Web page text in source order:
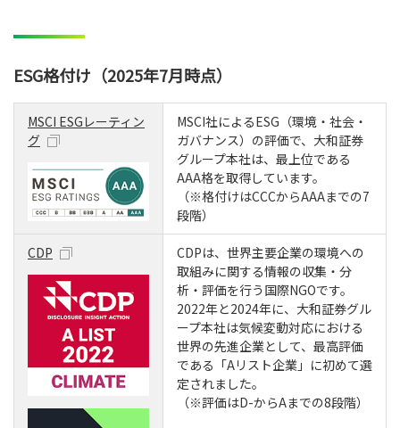
ESG格付け（2025年7月時点）
MSCI ESGレーティン
グ
MSCI社によるESG（環境・社会・
ガバナンス）の評価で、大和証券
グループ本社は、最上位である
AAA格を取得しています。
（※格付けはCCCからAAAまでの7
段階）
CDP
CDPは、世界主要企業の環境への
取組みに関する情報の収集・分
析・評価を行う国際NGOです。
2022年と2024年に、大和証券グル
ープ本社は気候変動対応における
世界の先進企業として、最高評価
である「Aリスト企業」に初めて選
定されました。
（※評価はD-からAまでの8段階）